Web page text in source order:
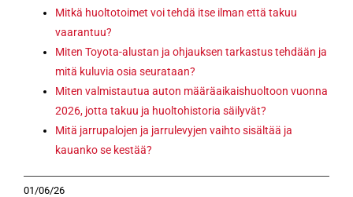
Mitkä huoltotoimet voi tehdä itse ilman että takuu
vaarantuu?
Miten Toyota-alustan ja ohjauksen tarkastus tehdään ja
mitä kuluvia osia seurataan?
Miten valmistautua auton määräaikaishuoltoon vuonna
2026, jotta takuu ja huoltohistoria säilyvät?
Mitä jarrupalojen ja jarrulevyjen vaihto sisältää ja
kauanko se kestää?
01/06/26